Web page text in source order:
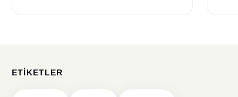
ETIKETLER